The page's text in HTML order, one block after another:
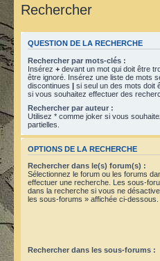
Rechercher
QUESTION DE LA RECHERCHE
Rechercher par mots-clés :
Insérez + devant un mot qui doit être
être ignoré. Insérez une liste de mots
discontinues | si seul un des mots doit
si vous souhaitez effectuer des
Rechercher par auteur :
Utilisez * comme joker si vous
partielles.
OPTIONS DE LA RECHERCHE
Rechercher dans le(s) forum(s) :
Sélectionnez le forum ou les forums
effectuer une recherche. Les sous-
dans la recherche si vous ne
les sous-forums » affichée ci-dessous.
Rechercher dans les sous-forums :